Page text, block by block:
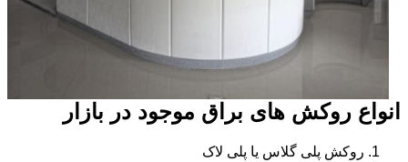
انواع روکش های براق موجود در بازار
روکش پلی گلاس یا پلی لاک